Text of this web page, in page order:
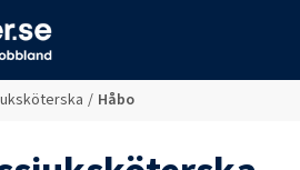
/ Håbo